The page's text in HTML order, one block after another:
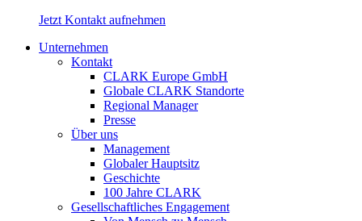
Jetzt Kontakt aufnehmen
Unternehmen
Kontakt
CLARK Europe GmbH
Globale CLARK Standorte
Regional Manager
Presse
Über uns
Management
Globaler Hauptsitz
Geschichte
100 Jahre CLARK
Gesellschaftliches Engagement